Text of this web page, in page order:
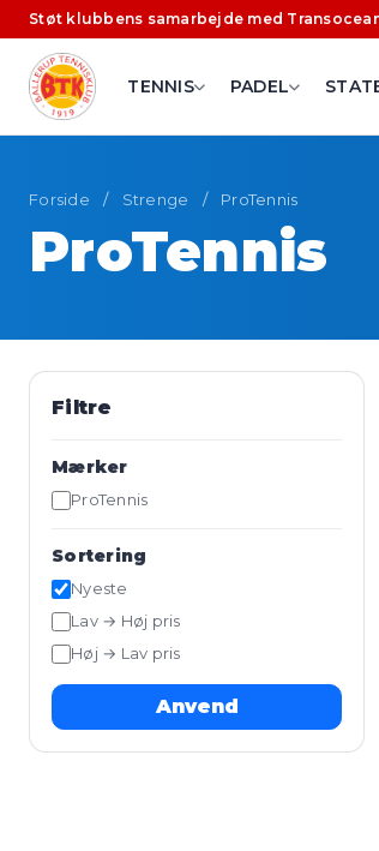
Støt klubbens samarbejde med
TENNIS PADEL
Forside / Strenge / ProTennis
ProTennis
Filtre
Mærker
ProTennis
Sortering
Nyeste
Lav → Høj pris
Høj → Lav pris
Anvend